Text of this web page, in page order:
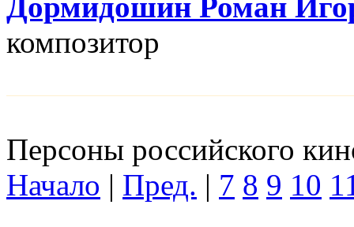
Дормидошин Роман
композитор
Персоны российского
Начало | Пред. | 7 8 9 10